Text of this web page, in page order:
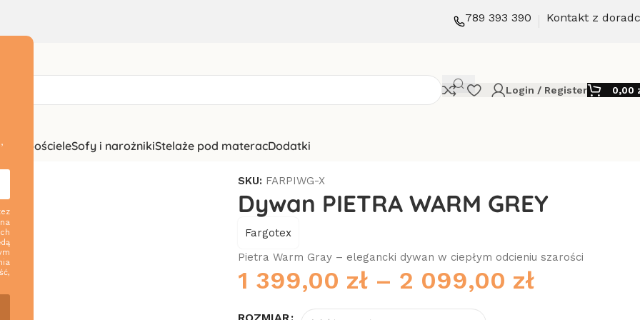
789 393 390 Kontakt z
Login / Register 0,00
i pościeleSofy i narożnikiStelaże pod materacDodatki
WARM GREY
SKU: FARPIWG-X
Dywan PIETRA WARM GREY
Fargotex
Pietra Warm Gray – elegancki dywan w ciepłym odcieniu szarości
1 399,00 zł – 2 099,00 zł
ROZMIAR